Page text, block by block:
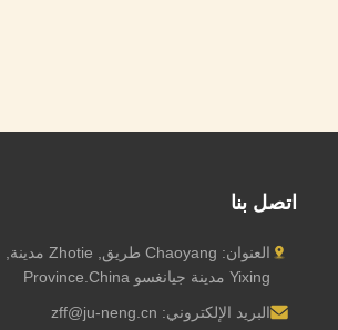
اتصل بنا
العنوان: Chaoyang طريق, Zhotie مدينة,
Yixing مدينة جيانغسو Province.China
البريد الإلكتروني: zff@ju-neng.cn